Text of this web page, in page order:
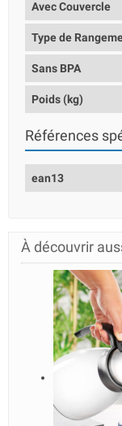
Avec Couvercle
Type de
Sans BPA
Poids (kg)
Références
ean13
À découvrir